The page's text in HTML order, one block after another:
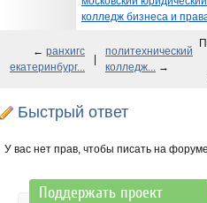
колледж бизнеса и
← ранхигс
екатеринбург...
политехнический
колледж... →
Быстрый ответ
У вас нет прав, чтобы писать на
Поддержать проект